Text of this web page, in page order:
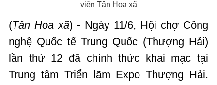
viên Tân Hoa xã
(Tân Hoa xã) - Ngày 11/6, Hội chợ Công
nghệ Quốc tế Trung Quốc (Thượng Hải)
lần thứ 12 đã chính thức khai mạc tại
Trung tâm Triển lãm Expo Thượng Hải.